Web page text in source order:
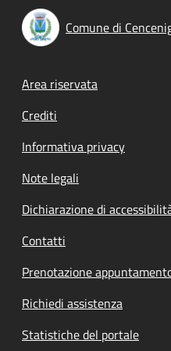
Comune di
Footer menu
Area riservata
Crediti
Informativa privacy
Note legali
Dichiarazione di
Contatti
Prenotazione
Richiedi assistenza
Statistiche del portale